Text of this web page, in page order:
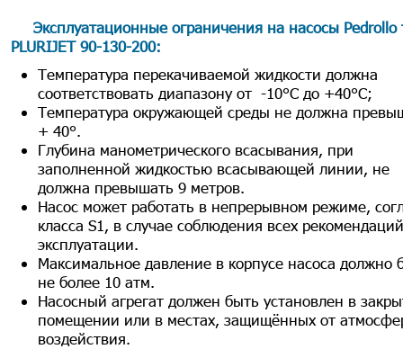
Эксплуатационные ограничения на насосы Pedrollo
PLURIJET 90-130-200:
Температура перекачиваемой жидкости должна
соответствовать диапазону от -10°C до +40°C;
Температура окружающей среды не должна
+ 40°.
Глубина манометрического всасывания, при
заполненной жидкостью всасывающей линии, не
должна превышать 9 метров.
Насос может работать в непрерывном режиме,
класса S1, в случае соблюдения всех
эксплуатации.
Максимальное давление в корпусе насоса должно
не более 10 атм.
Насосный агрегат должен быть установлен в
помещении или в местах, защищённых от
воздействия.